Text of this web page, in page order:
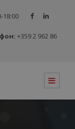
18:00
+359 2 962 86